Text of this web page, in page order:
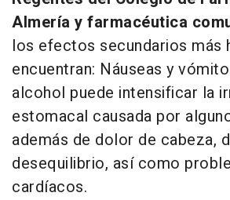
Almería y farmacéutica
los efectos secundarios más
encuentran: Náuseas y
alcohol puede intensificar la
estomacal causada por
además de dolor de cabeza,
desequilibrio, así como
cardíacos.